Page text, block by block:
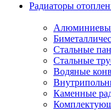
Радиаторы
Стальные
Стальные
Водяные
Каменные